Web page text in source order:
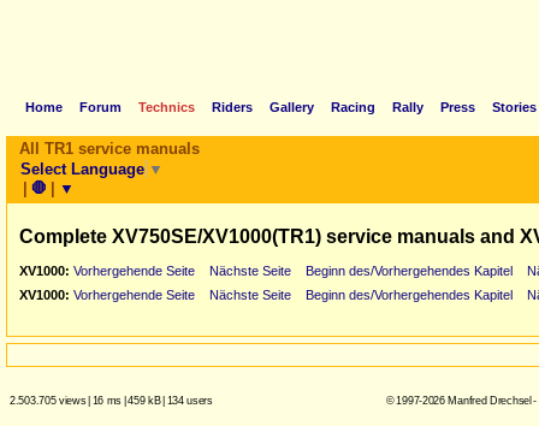
Home Forum Technics Riders Gallery Racing Rally Press Stories
All TR1 service manuals
Select Language ▼
| 🛑 | ▼
Complete XV750SE/XV1000(TR1) service manuals and
XV1000: Vorhergehende Seite Nächste Seite Beginn des/Vorhergehendes Kapitel
XV1000: Vorhergehende Seite Nächste Seite Beginn des/Vorhergehendes Kapitel
2.503.705 views| 16 ms |459 kB| 134 users © 1997-2026 Manfred Drechsel